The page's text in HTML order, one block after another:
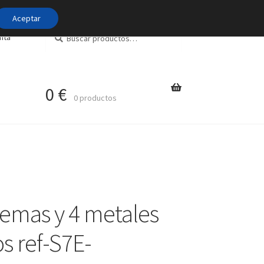
Buscar
por:
Buscar
0 € 0 productos
y 4 metales
ref-S7E-
Aceptar